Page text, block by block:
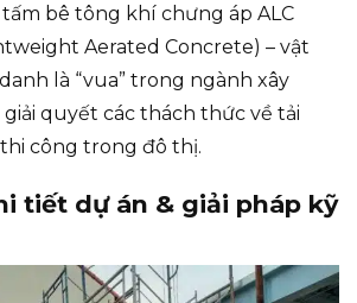
bê tông khí chưng áp ALC
Aerated Concrete) – vật
là “vua” trong ngành xây
quyết các thách thức về tải
công trong đô thị.
tiết dự án & giải pháp kỹ